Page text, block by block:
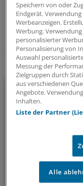
Schlagworte:
Sterbebegleitung /
Ihr Newsletter
Politik &
Mit diesem
Hintergründen und
Speichern von oder
Endgerät.
Werbeanzeigen.
Werbung.
personalisierter
Personalisierung von
Auswahl
Messung der
Zielgruppen durch
aus verschiedenen
Angebote.
Inhalten.
Liste der Partner
Alle